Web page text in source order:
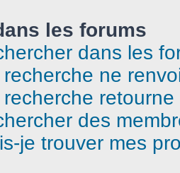
les forums
dans les
ne
des
je trouver mes